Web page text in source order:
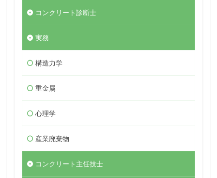
コンクリート診断士
実務
構造力学
重金属
心理学
産業廃棄物
コンクリート主任技士